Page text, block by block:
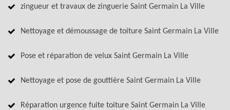
zingueur et travaux de zinguerie Saint Germain La Ville
Nettoyage et démoussage de toiture Saint Germain La Ville
Pose et réparation de velux Saint Germain La Ville
Nettoyage et pose de gouttière Saint Germain La Ville
Réparation urgence fuite toiture Saint Germain La Ville